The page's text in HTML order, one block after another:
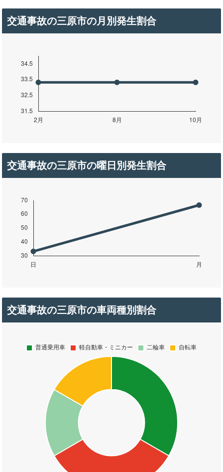
交通事故の三原市の月別発生割合
交通事故の三原市の曜日別発生割合
交通事故の三原市の車両種別割合